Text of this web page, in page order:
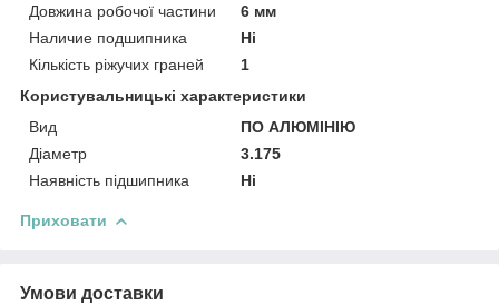
Довжина робочої частини
6 мм
Наличие подшипника
Ні
Кількість ріжучих граней
1
Користувальницькі характеристики
Вид
ПО АЛЮМІНІЮ
Діаметр
3.175
Наявність підшипника
Ні
Приховати
Умови доставки